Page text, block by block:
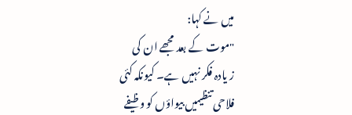
میں نے کہا:
"موت کے بعد مجھے ان کی
زیادہ فکر نہیں ہے۔ کیونکہ کئی
فلاحی تنظیمیں بیواؤں کو وظیفے